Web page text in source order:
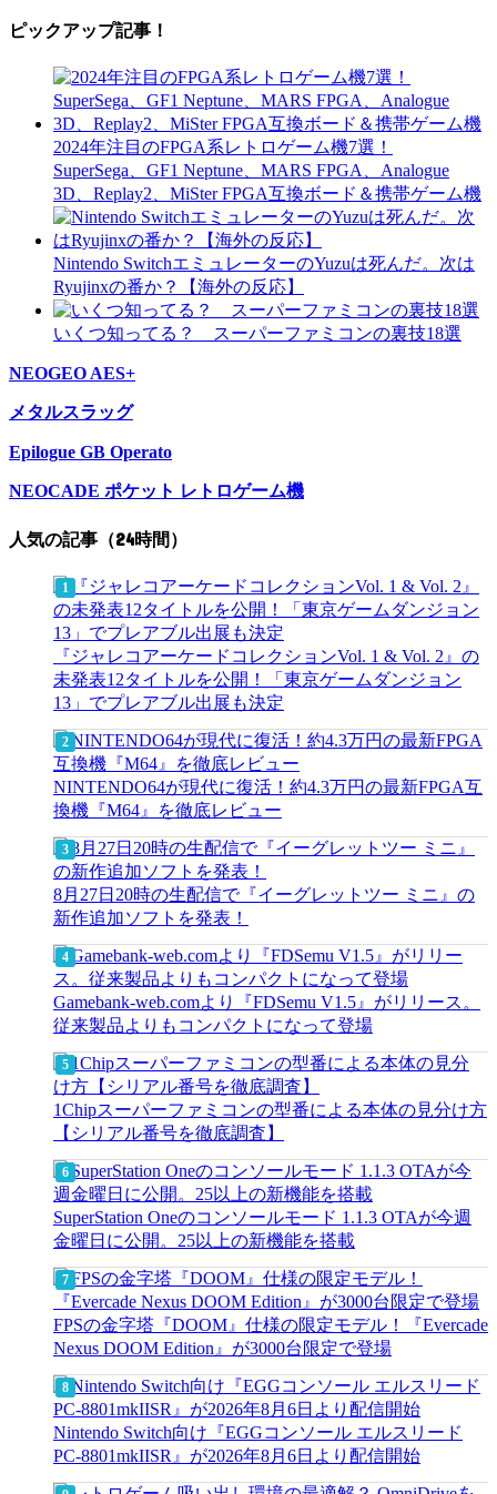
ピックアップ記事！
2024年注目のFPGA系レトロゲーム機7選！
SuperSega、GF1 Neptune、MARS FPGA、Analogue
3D、Replay2、MiSter FPGA互換ボード＆携帯ゲーム機
Nintendo SwitchエミュレーターのYuzuは死んだ。次は
Ryujinxの番か？【海外の反応】
いくつ知ってる？ スーパーファミコンの裏技18選
NEOGEO AES+
メタルスラッグ
Epilogue GB Operato
NEOCADE ポケット レトロゲーム機
人気の記事（24時間）
『ジャレコアーケードコレクションVol. 1 & Vol. 2』の
未発表12タイトルを公開！「東京ゲームダンジョン
13」でプレアブル出展も決定
NINTENDO64が現代に復活！約4.3万円の最新FPGA互
換機『M64』を徹底レビュー
8月27日20時の生配信で『イーグレットツー ミニ』の
新作追加ソフトを発表！
Gamebank-web.comより『FDSemu V1.5』がリリース。
従来製品よりもコンパクトになって登場
1Chipスーパーファミコンの型番による本体の見分け方
【シリアル番号を徹底調査】
SuperStation Oneのコンソールモード 1.1.3 OTAが今週
金曜日に公開。25以上の新機能を搭載
FPSの金字塔『DOOM』仕様の限定モデル！『Evercade
Nexus DOOM Edition』が3000台限定で登場
Nintendo Switch向け『EGGコンソール エルスリード
PC-8801mkIISR』が2026年8月6日より配信開始